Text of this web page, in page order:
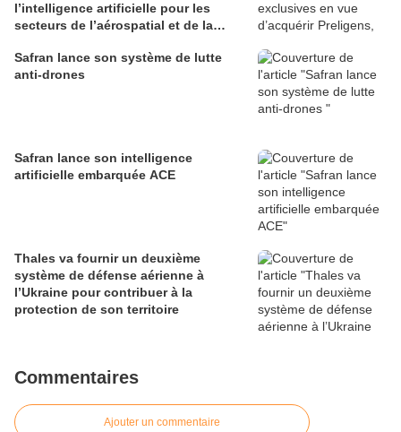
l’intelligence artificielle pour les
secteurs de l’aérospatial et de la
Safran lance son système de lutte
anti-drones
Safran lance son intelligence
artificielle embarquée ACE
Thales va fournir un deuxième
système de défense aérienne à
l’Ukraine pour contribuer à la
protection de son territoire
Commentaires
Ajouter un commentaire